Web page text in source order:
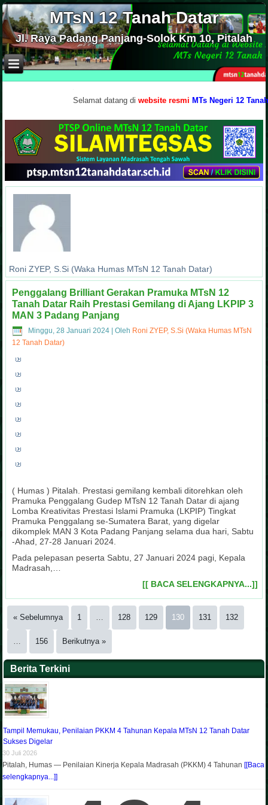
MTsN 12 Tanah Datar
Jl. Raya Padang Panjang-Solok Km 10, Pitalah
Selamat datang diwebsite resmi MTs Negeri 12 Tanah
Roni ZYEP, S.Si (Waka Humas MTsN 12 Tanah Datar)
Penggalang Brilliant Gerakan Pramuka MTsN 12
Tanah Datar Raih Prestasi Gemilang di Ajang LKPIP 3
MAN 3 Padang Panjang
Minggu, 28 Januari 2024 |Oleh Roni ZYEP, S.Si (Waka Humas MTsN
12 Tanah Datar)
( Humas ) Pitalah. Prestasi gemilang kembali ditorehkan oleh
Pramuka Penggalang Gudep MTsN 12 Tanah Datar di ajang
Lomba Kreativitas Prestasi Islami Pramuka (LKPIP) Tingkat
Pramuka Penggalang se-Sumatera Barat, yang digelar
dikomplek MAN 3 Kota Padang Panjang selama dua hari, Sabtu
-Ahad, 27-28 Januari 2024.
Pada pelepasan peserta Sabtu, 27 Januari 2024 pagi, Kepala
Madrasah,…
[[ BACA SELENGKAPNYA...]]
« Sebelumnya 1 … 128 129 130 131 132
… 156 Berikutnya »
Berita Terkini
Tampil Memukau, Penilaian PKKM 4 Tahunan Kepala MTsN 12 Tanah Datar
Sukses Digelar
30 Juli 2026
Pitalah, Humas — Penilaian Kinerja Kepala Madrasah (PKKM) 4 Tahunan[[Baca
selengkapnya...]]